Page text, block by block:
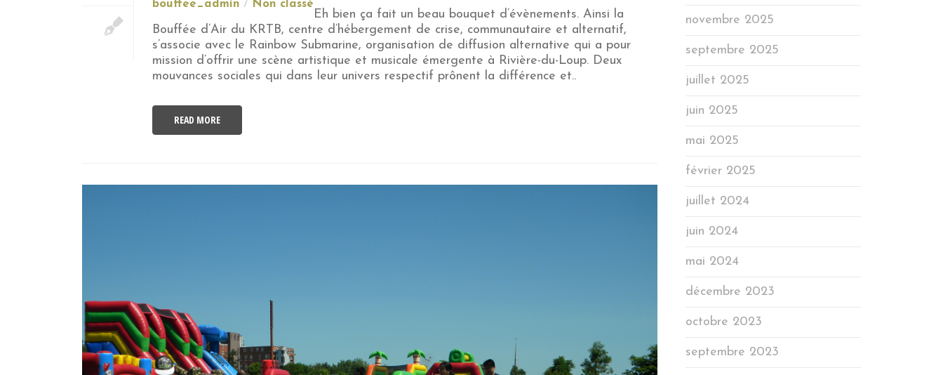
bouffee_admin Non classé
Eh bien ça fait un beau bouquet d’évènements. Ainsi la
Bouffée d’Air du KRTB, centre d’hébergement de crise, communautaire et alternatif,
s’associe avec le Rainbow Submarine, organisation de diffusion alternative qui a pour
mission d’offrir une scène artistique et musicale émergente à Rivière-du-Loup. Deux
mouvances sociales qui dans leur univers respectif prônent la différence et..
READ MORE
novembre 2025
septembre 2025
juillet 2025
juin 2025
mai 2025
février 2025
juillet 2024
juin 2024
mai 2024
décembre 2023
octobre 2023
septembre 2023